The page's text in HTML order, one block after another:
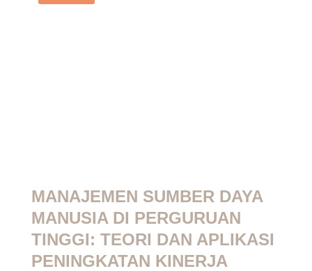
MANAJEMEN SUMBER DAYA
MANUSIA DI PERGURUAN
TINGGI: TEORI DAN APLIKASI
PENINGKATAN KINERJA